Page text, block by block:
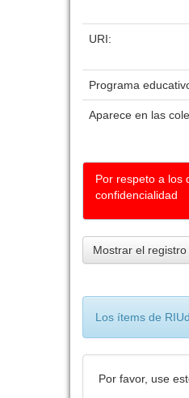
URI:
Programa
Aparece en las
Por respeto a los
confidencialidad
Mostrar el
Los ítems de
Por favor, use